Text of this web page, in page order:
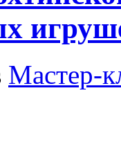
Мастер-